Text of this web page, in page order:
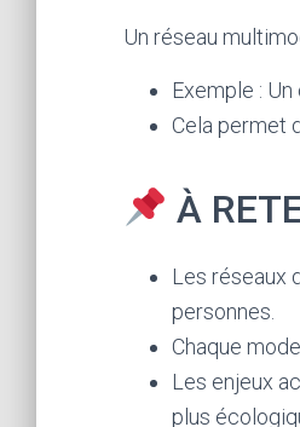
Un réseau
Exemple :
Cela permet
À
Les réseaux
personnes.
Chaque
Les enjeux
plus